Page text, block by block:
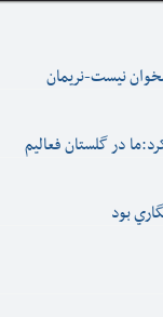
نيست-نريمان
در گلستان فعاليم
بود